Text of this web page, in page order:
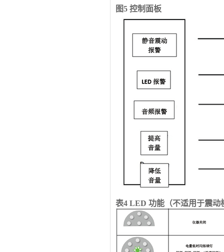
图5 控制面板
表4 LED 功能（不适用于震动